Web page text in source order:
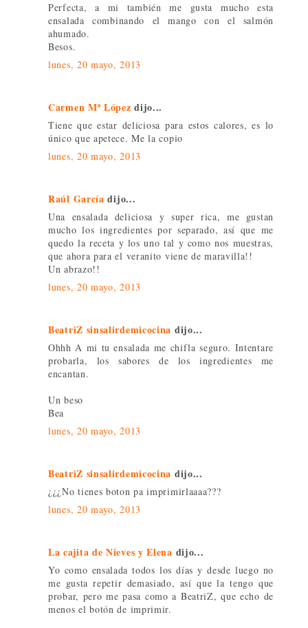
Perfecta, a mi también me gusta mucho esta
ensalada combinando el mango con el salmón
ahumado.
Besos.
lunes, 20 mayo, 2013
Carmen Mª López dijo...
Tiene que estar deliciosa para estos calores, es lo
único que apetece. Me la copio
lunes, 20 mayo, 2013
Raúl García dijo...
Una ensalada deliciosa y super rica, me gustan
mucho los ingredientes por separado, así que me
quedo la receta y los uno tal y como nos muestras,
que ahora para el veranito viene de maravilla!!
Un abrazo!!
lunes, 20 mayo, 2013
BeatriZ sinsalirdemicocina dijo...
Ohhh A mi tu ensalada me chifla seguro. Intentare
probarla, los sabores de los ingredientes me
encantan.
Un beso
Bea
lunes, 20 mayo, 2013
BeatriZ sinsalirdemicocina dijo...
¿¿¿No tienes boton pa imprimirlaaaa???
lunes, 20 mayo, 2013
La cajita de Nieves y Elena dijo...
Yo como ensalada todos los días y desde luego no
me gusta repetir demasiado, así que la tengo que
probar, pero me pasa como a BeatriZ, que echo de
menos el botón de imprimir.